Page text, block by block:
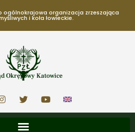
ogólnokrajowa organizacja zrzeszająca
i koła łowieckie.
Okręgowy Katowice